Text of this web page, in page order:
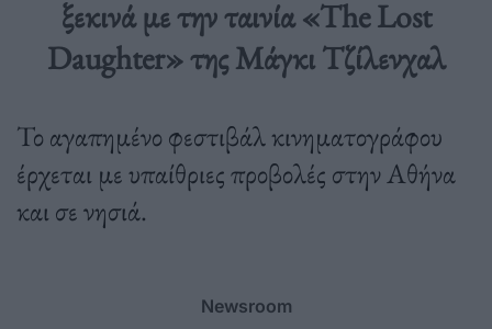
ξεκινά με την ταινία «The Lost
Daughter» της Μάγκι Τζίλενχαλ
Το αγαπημένο φεστιβάλ κινηματογράφου
έρχεται με υπαίθριες προβολές στην Αθήνα
και σε νησιά.
Newsroom